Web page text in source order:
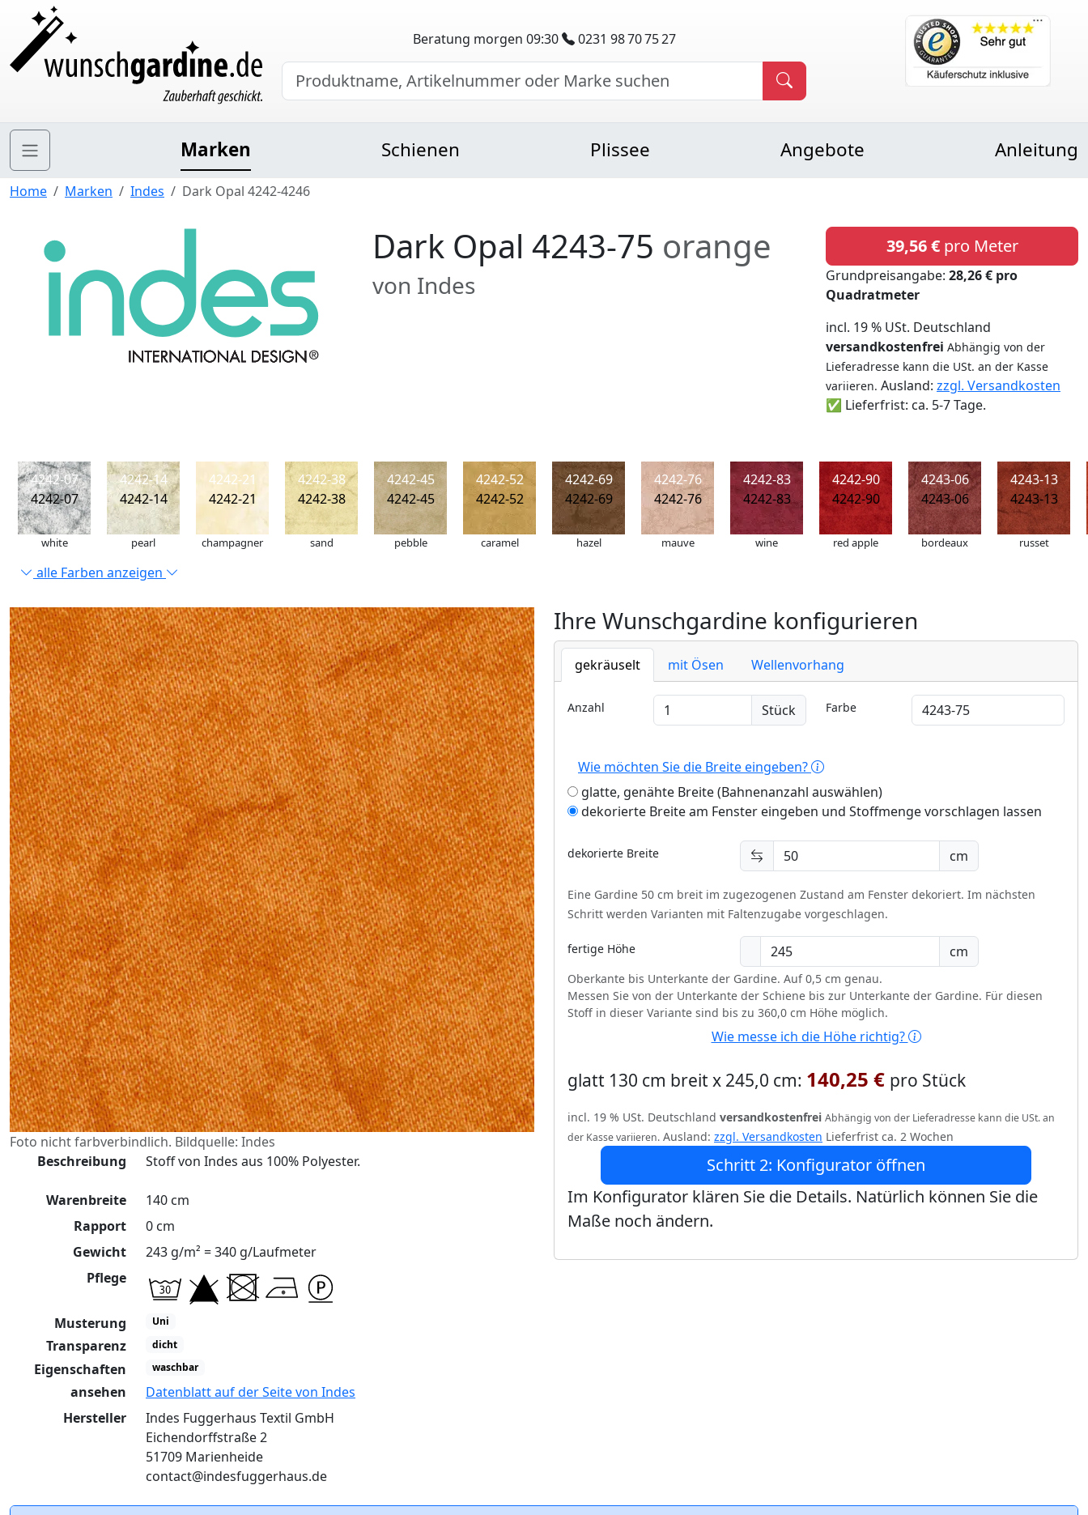
Beratung morgen 09:30 0231 98 70 75 27
Marken Schienen Plissee Angebote Anleitung
Home Marken Indes Dark Opal 4242-4246
Dark Opal 4243-75 orange
von Indes
39,56 €pro Meter
Grundpreisangabe: 28,26 € pro
Quadratmeter
incl. 19 % USt. Deutschland
versandkostenfrei Abhängig von der
Lieferadresse kann die USt. an der Kasse
variieren. Ausland: zzgl. Versandkosten
✅ Lieferfrist: ca. 5-7 Tage.
4242-07
4242-07
white
4242-14
4242-14
pearl
4242-21
4242-21
champagner
4242-38
4242-38
sand
4242-45
4242-45
pebble
4242-52
4242-52
caramel
4242-69
4242-69
hazel
4242-76
4242-76
mauve
4242-83
4242-83
wine
4242-90
4242-90
red apple
4243-06
4243-06
bordeaux
4243-13
4243-13
russet
alle Farben anzeigen
Foto nicht farbverbindlich. Bildquelle: Indes
Beschreibung
Stoff von Indes aus 100% Polyester.
Warenbreite
140 cm
Rapport
0 cm
Gewicht
243 g/m² = 340 g/Laufmeter
Pflege
Musterung Uni
Transparenz dicht
Eigenschaften waschbar
ansehen
Datenblatt auf der Seite von Indes
Hersteller
Indes Fuggerhaus Textil GmbH
Eichendorffstraße 2
51709 Marienheide
contact@indesfuggerhaus.de
Ihre Wunschgardine konfigurieren
gekräuselt mit Ösen Wellenvorhang
Anzahl Stück Farbe
Wie möchten Sie die Breite eingeben?
glatte, genähte Breite (Bahnenanzahl auswählen)
dekorierte Breite am Fenster eingeben und Stoffmenge vorschlagen lassen
dekorierte Breite cm
Eine Gardine 50 cm breit im zugezogenen Zustand am Fenster dekoriert. Im nächsten
Schritt werden Varianten mit Faltenzugabe vorgeschlagen.
fertige Höhe cm
Oberkante bis Unterkante der Gardine. Auf 0,5 cm genau.
Messen Sie von der Unterkante der Schiene bis zur Unterkante der Gardine. Für diesen
Stoff in dieser Variante sind bis zu 360,0 cm Höhe möglich.
Wie messe ich die Höhe richtig?
glatt 130 cm breit x 245,0 cm: 140,25 € pro Stück
incl. 19 % USt. Deutschland versandkostenfrei Abhängig von der Lieferadresse kann die USt. an
der Kasse variieren. Ausland: zzgl. Versandkosten Lieferfrist ca. 2 Wochen
Schritt 2: Konfigurator öffnen
Im Konfigurator klären Sie die Details. Natürlich können Sie die
Maße noch ändern.